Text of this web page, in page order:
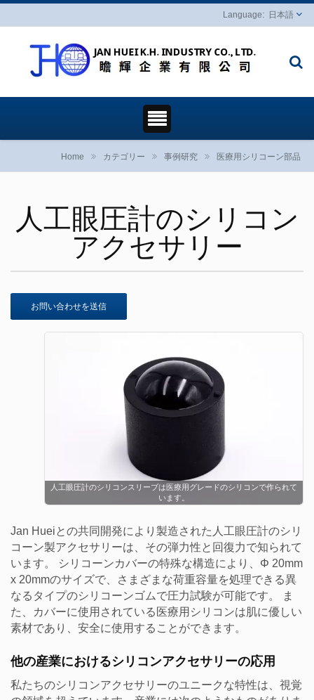
日本語
Home カテゴリー 事例研究 医療用シリコーン部品
人工眼圧計のシリコン
アクセサリー
お問い合わせを送信
人工眼圧計のシリコンスリーブは医療用グレードのシリコンで作られて
います。
Jan Hueiとの共同開発により製造された人工眼圧計のシリ
コーン製アクセサリーは、その弾力性と回復力で知られて
います。 シリコーンカバーの特殊な構造により、Φ 20mm
x 20mmのサイズで、さまざまな荷重容量を処理できる異
なるタイプのシリコーンゴムで圧力試験が可能です。 ま
た、カバーに使用されている医療用シリコンは肌に優しい
素材であり、安全に使用することができます。
他の産業におけるシリコンアクセサリーの応用
私たちのシリコンアクセサリーのユニークな特性は、視覚